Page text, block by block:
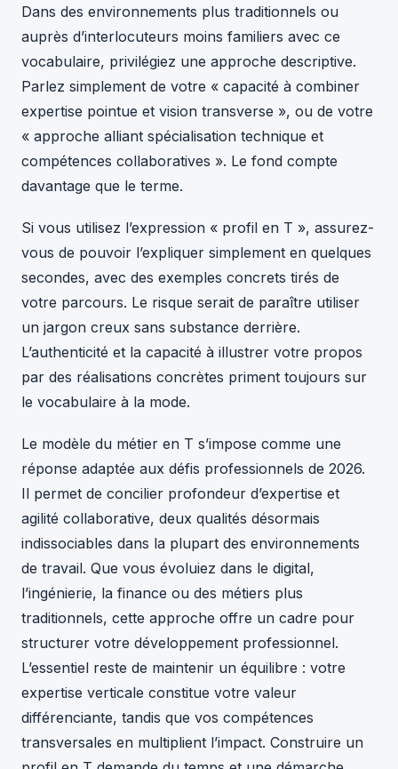
Dans des environnements plus traditionnels ou
auprès d’interlocuteurs moins familiers avec ce
vocabulaire, privilégiez une approche descriptive.
Parlez simplement de votre « capacité à combiner
expertise pointue et vision transverse », ou de votre
« approche alliant spécialisation technique et
compétences collaboratives ». Le fond compte
davantage que le terme.
Si vous utilisez l’expression « profil en T », assurez-
vous de pouvoir l’expliquer simplement en quelques
secondes, avec des exemples concrets tirés de
votre parcours. Le risque serait de paraître utiliser
un jargon creux sans substance derrière.
L’authenticité et la capacité à illustrer votre propos
par des réalisations concrètes priment toujours sur
le vocabulaire à la mode.
Le modèle du métier en T s’impose comme une
réponse adaptée aux défis professionnels de 2026.
Il permet de concilier profondeur d’expertise et
agilité collaborative, deux qualités désormais
indissociables dans la plupart des environnements
de travail. Que vous évoluiez dans le digital,
l’ingénierie, la finance ou des métiers plus
traditionnels, cette approche offre un cadre pour
structurer votre développement professionnel.
L’essentiel reste de maintenir un équilibre : votre
expertise verticale constitue votre valeur
différenciante, tandis que vos compétences
transversales en multiplient l’impact. Construire un